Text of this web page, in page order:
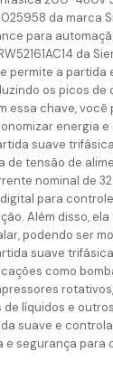
da marca
para
da
permite a partida
os picos de
essa chave, você
energia
suave trifásica
de tensão de
nominal de 32
para
Além disso,
podendo ser
suave trifásica
como
líquidos e
suave e
segurança para